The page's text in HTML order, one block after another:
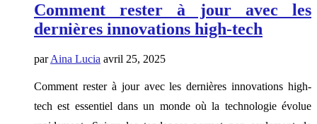
Comment rester à jour avec les
dernières innovations high-tech
parAina Lucia avril 25, 2025
Comment rester à jour avec les dernières innovations high-
tech est essentiel dans un monde où la technologie évolue